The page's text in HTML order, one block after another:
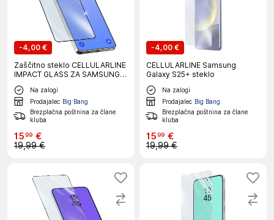
-4,00 €
Zaščitno steklo CELLULARLINE
IMPACT GLASS ZA SAMSUNG
GALAXY S26 ULTRA
Na zalogi
Prodajalec Big Bang
Brezplačna poštnina za člane
kluba
1599 €
19,99 €
-4,00 €
CELLULARLINE Samsung
Galaxy S25+ steklo
Na zalogi
Prodajalec Big Bang
Brezplačna poštnina za člane
kluba
1599 €
19,99 €